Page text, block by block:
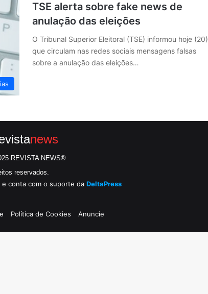
TSE alerta sobre fake news de
anulação das eleições
O Tribunal Superior Eleitoral (TSE) informou hoje (20)
que circulam nas redes sociais mensagens falsas
sobre a anulação das eleições…
news
REVISTA NEWS®
reservados.
conta com o suporte da DeltaPress
Política de Cookies Anuncie